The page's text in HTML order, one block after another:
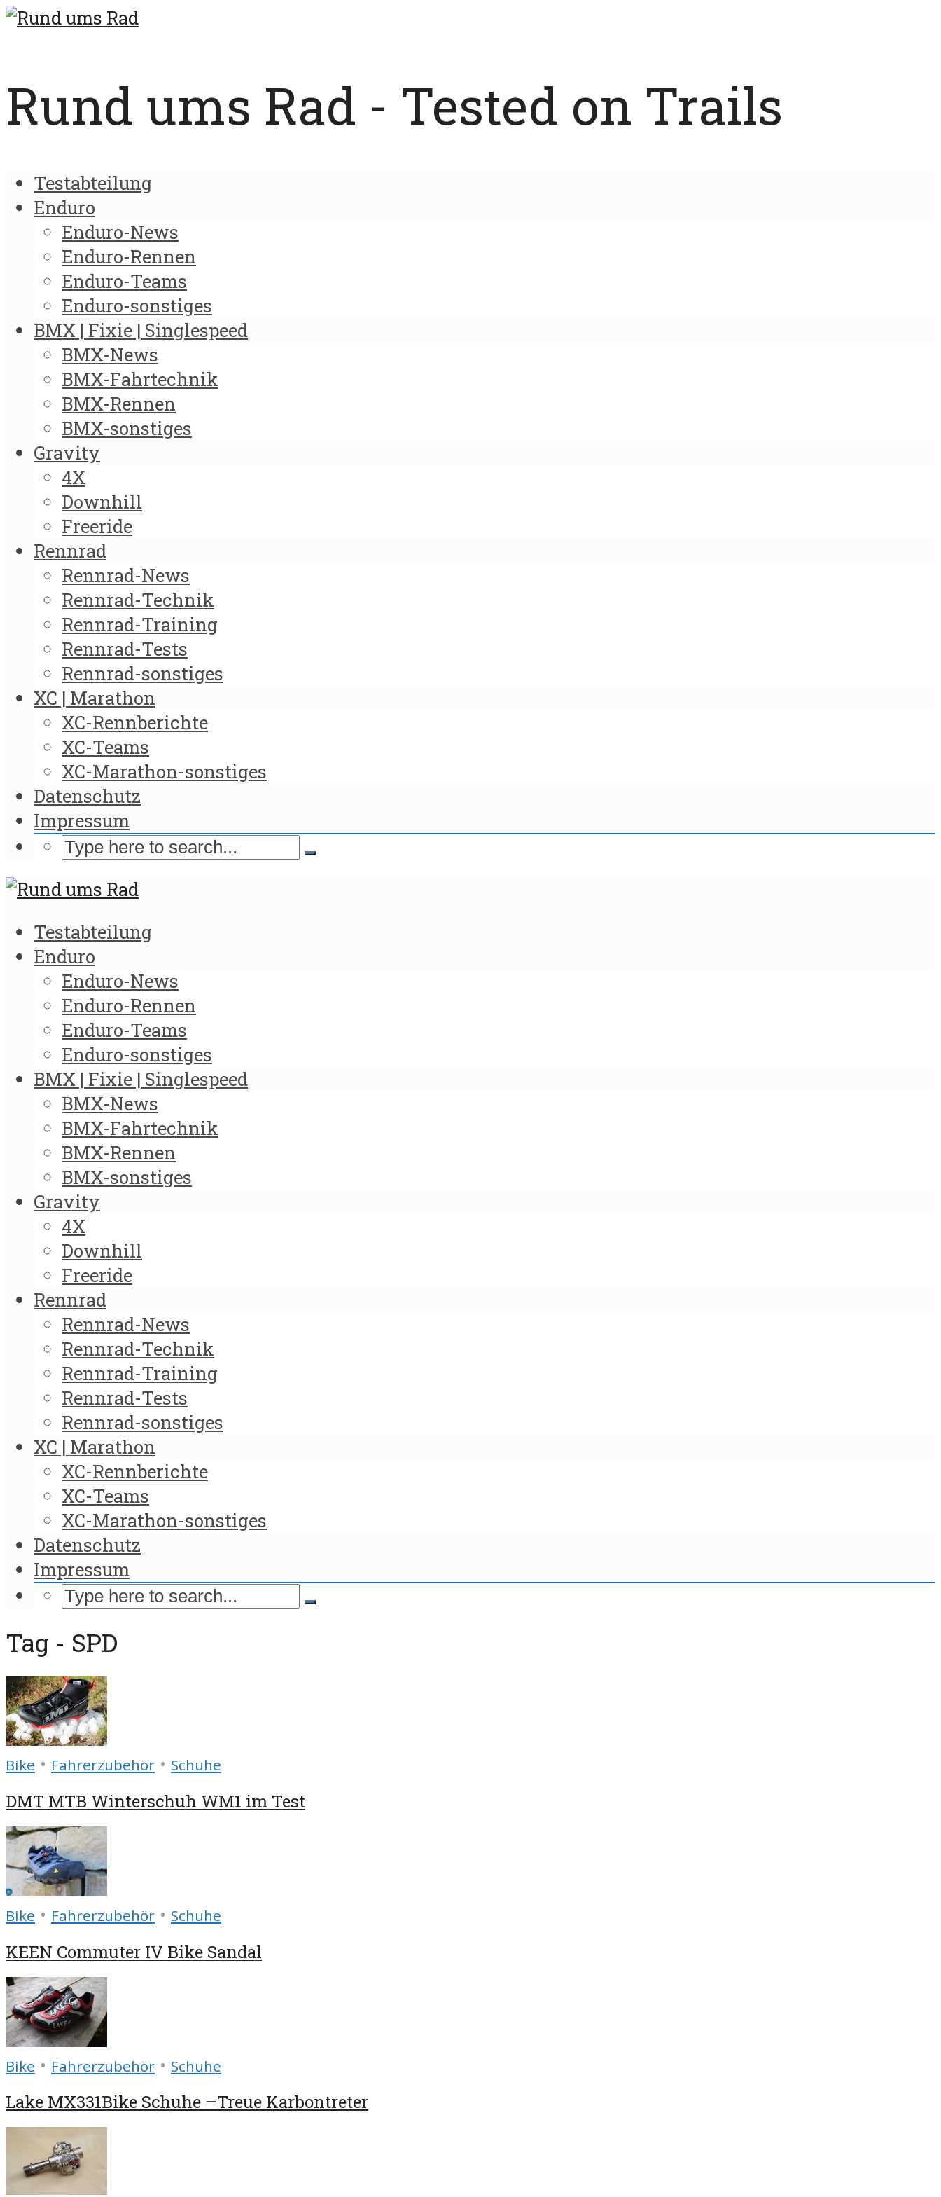
Rund ums Rad - Tested on Trails
Testabteilung
Enduro
Enduro-News
Enduro-Rennen
Enduro-Teams
Enduro-sonstiges
BMX | Fixie | Singlespeed
BMX-News
BMX-Fahrtechnik
BMX-Rennen
BMX-sonstiges
Gravity
4X
Downhill
Freeride
Rennrad
Rennrad-News
Rennrad-Technik
Rennrad-Training
Rennrad-Tests
Rennrad-sonstiges
XC | Marathon
XC-Rennberichte
XC-Teams
XC-Marathon-sonstiges
Datenschutz
Impressum
Testabteilung
Enduro
Enduro-News
Enduro-Rennen
Enduro-Teams
Enduro-sonstiges
BMX | Fixie | Singlespeed
BMX-News
BMX-Fahrtechnik
BMX-Rennen
BMX-sonstiges
Gravity
4X
Downhill
Freeride
Rennrad
Rennrad-News
Rennrad-Technik
Rennrad-Training
Rennrad-Tests
Rennrad-sonstiges
XC | Marathon
XC-Rennberichte
XC-Teams
XC-Marathon-sonstiges
Datenschutz
Impressum
Tag - SPD
Bike • Fahrerzubehör • Schuhe
DMT MTB Winterschuh WM1 im Test
Bike • Fahrerzubehör • Schuhe
KEEN Commuter IV Bike Sandal
Bike • Fahrerzubehör • Schuhe
Lake MX331Bike Schuhe –Treue Karbontreter